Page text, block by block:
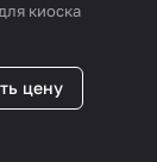
киоска
цену